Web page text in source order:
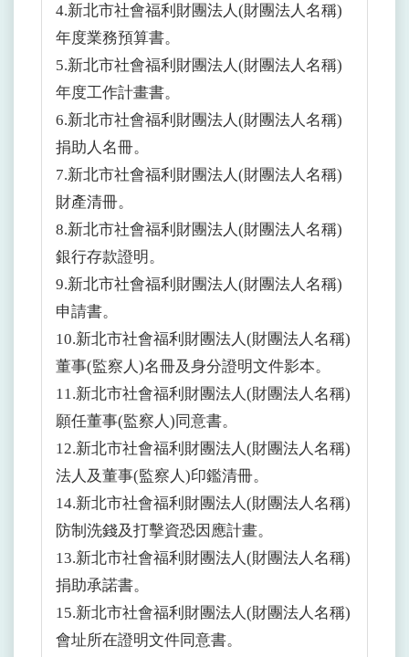
4.新北市社會福利財團法人(財團法人名稱)
年度業務預算書。
5.新北市社會福利財團法人(財團法人名稱)
年度工作計畫書。
6.新北市社會福利財團法人(財團法人名稱)
捐助人名冊。
7.新北市社會福利財團法人(財團法人名稱)
財產清冊。
8.新北市社會福利財團法人(財團法人名稱)
銀行存款證明。
9.新北市社會福利財團法人(財團法人名稱)
申請書。
10.新北市社會福利財團法人(財團法人名稱)
董事(監察人)名冊及身分證明文件影本。
11.新北市社會福利財團法人(財團法人名稱)
願任董事(監察人)同意書。
12.新北市社會福利財團法人(財團法人名稱)
法人及董事(監察人)印鑑清冊。
14.新北市社會福利財團法人(財團法人名稱)
防制洗錢及打擊資恐因應計畫。
13.新北市社會福利財團法人(財團法人名稱)
捐助承諾書。
15.新北市社會福利財團法人(財團法人名稱)
會址所在證明文件同意書。